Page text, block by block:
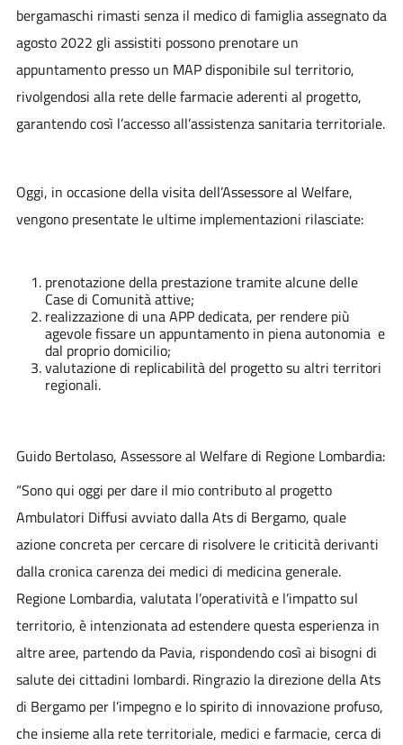
bergamaschi rimasti senza il medico di famiglia assegnato da
agosto 2022 gli assistiti possono prenotare un
appuntamento presso un MAP disponibile sul territorio,
rivolgendosi alla rete delle farmacie aderenti al progetto,
garantendo così l’accesso all’assistenza sanitaria territoriale.
Oggi, in occasione della visita dell’Assessore al Welfare,
vengono presentate le ultime implementazioni rilasciate:
prenotazione della prestazione tramite alcune delle
Case di Comunità attive;
realizzazione di una APP dedicata, per rendere più
agevole fissare un appuntamento in piena autonomia e
dal proprio domicilio;
valutazione di replicabilità del progetto su altri territori
regionali.
Guido Bertolaso, Assessore al Welfare di Regione Lombardia:
“Sono qui oggi per dare il mio contributo al progetto
Ambulatori Diffusi avviato dalla Ats di Bergamo, quale
azione concreta per cercare di risolvere le criticità derivanti
dalla cronica carenza dei medici di medicina generale.
Regione Lombardia, valutata l’operatività e l’impatto sul
territorio, è intenzionata ad estendere questa esperienza in
altre aree, partendo da Pavia, rispondendo così ai bisogni di
salute dei cittadini lombardi. Ringrazio la direzione della Ats
di Bergamo per l’impegno e lo spirito di innovazione profuso,
che insieme alla rete territoriale, medici e farmacie, cerca di